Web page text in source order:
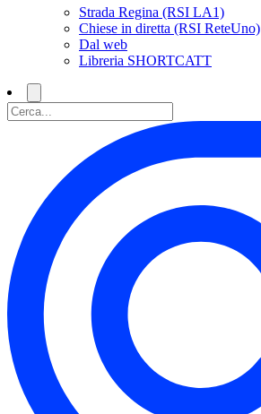
Strada Regina (RSI LA1)
Chiese in diretta (RSI ReteUno)
Dal web
Libreria SHORTCATT